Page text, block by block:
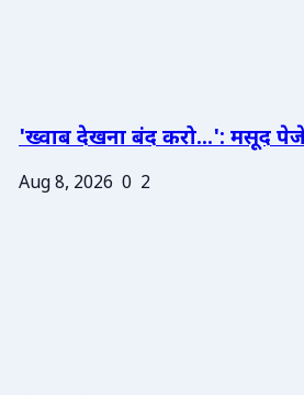
'ख्वाब देखना बंद करो...': मसूद
Aug 8, 2026 0 2